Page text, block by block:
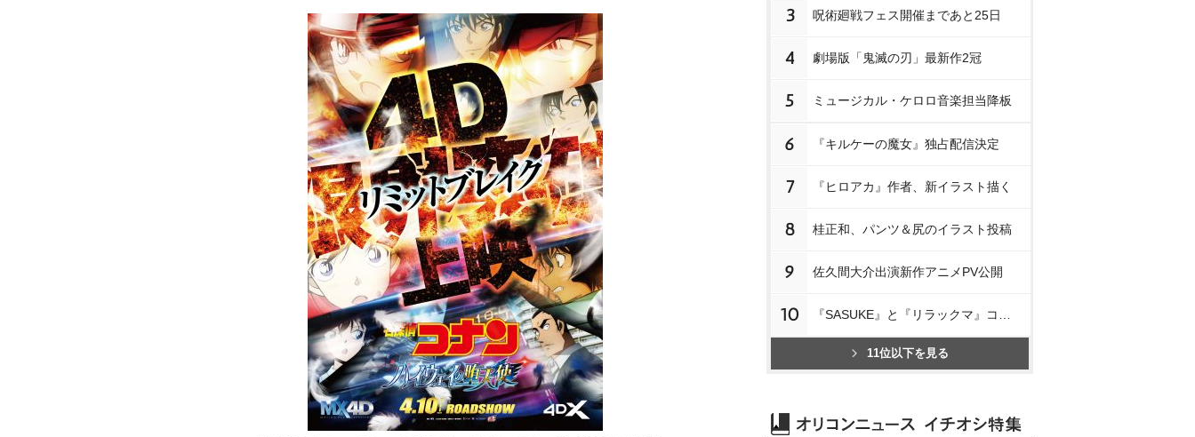
3 呪術廻戦フェス開催まであと25日
4 劇場版「鬼滅の刃」最新作2冠
5 ミュージカル・ケロロ音楽担当降板
6 『キルケーの魔女』独占配信決定
7 『ヒロアカ』作者、新イラスト描く
8 桂正和、パンツ＆尻のイラスト投稿
9 佐久間大介出演新作アニメPV公開
10
11位以下を見る